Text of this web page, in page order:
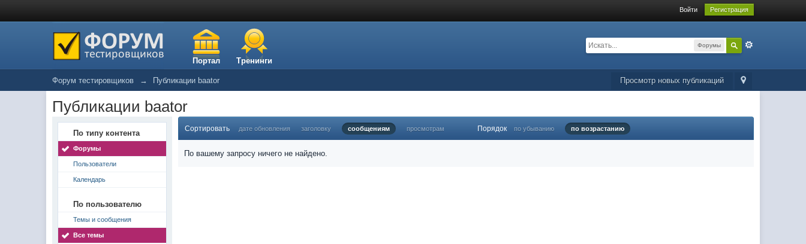
Войти Регистрация
Портал Тренинги
Форумы
Просмотр новых публикаций
Форум тестировщиков → Публикации baator
Публикации baator
По типу контента
Форумы
Пользователи
Календарь
По пользователю
Темы и сообщения
Все темы
Сортировать дате обновления заголовку сообщениям просмотрам Порядок по убыванию по возрастанию
По вашему запросу ничего не найдено.